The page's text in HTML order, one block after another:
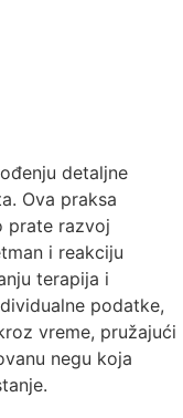
detaljne
Ova praksa
prate razvoj
i reakciju
terapija i
podatke,
vreme, pružajući
negu koja